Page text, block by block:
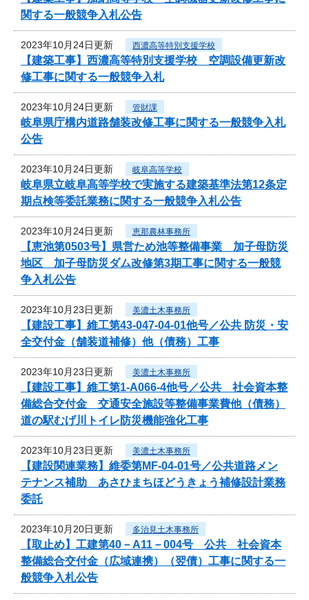
関する一般競争入札公告
2023年10月24日更新 西濃高等特別支援学校
【建築工事】西濃高等特別支援学校 空調設備更新改
修工事に関する一般競争入札
2023年10月24日更新 管財課
岐阜県庁構内道路舗装改修工事に関する一般競争入札
公告
2023年10月24日更新 岐阜高等学校
岐阜県立岐阜高等学校で実施する建築基準法第12条定
期点検等委託業務に関する一般競争入札公告
2023年10月24日更新 恵那農林事務所
【恵池第0503号】県営ため池等整備事業 加子母防災
地区 加子母防災ダム改修第3期工事に関する一般競
争入札公告
2023年10月23日更新 美濃土木事務所
【建設工事】維工第43-047-04-01他号／公共 防災・安
全交付金（舗装道補修）他（債務）工事
2023年10月23日更新 美濃土木事務所
【建設工事】維工第1-A066-4他号／公共 社会資本整
備総合交付金 交通安全施設等整備事業費他（債務）
道の駅むげ川トイレ防災機能強化工事
2023年10月23日更新 美濃土木事務所
【建設関連業務】維委第MF-04-01号／公共道路メン
テナンス補助 あさひまちほどうきょう補修設計業務
委託
2023年10月20日更新 多治見土木事務所
【取止め】工建第40－A11－004号 公共 社会資本
整備総合交付金（広域連携）（翌債）工事に関する一
般競争入札公告